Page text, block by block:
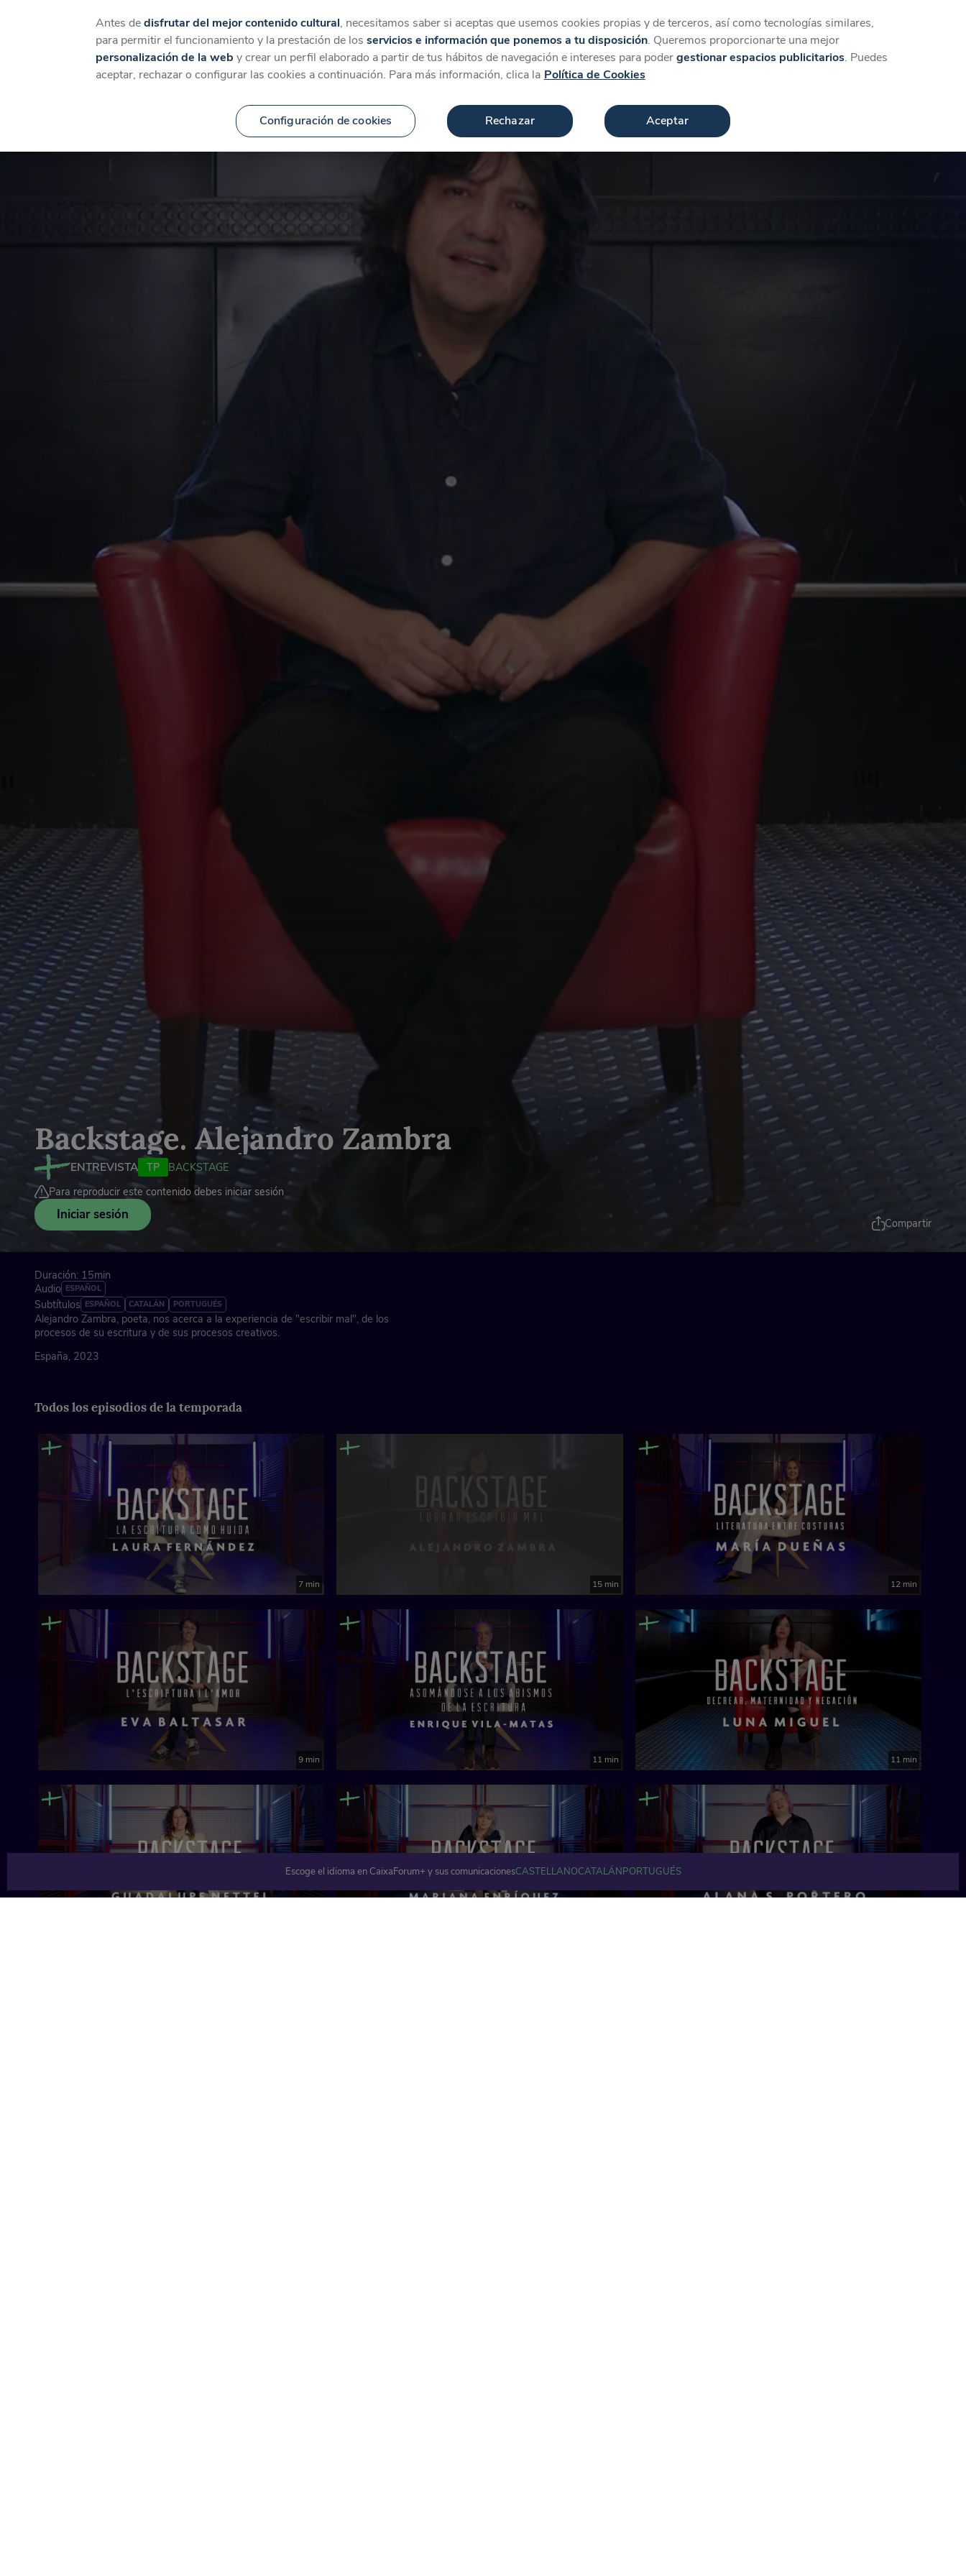
Catálogo Temáticas Categorías Favoritos Más Iniciar sesión Crear cuenta
Backstage. Alejandro Zambra
ENTREVISTA TP
BACKSTAGE
Para reproducir este contenido debes iniciar sesión
Iniciar sesión
Compartir
Duración: 15min
Audio ESPAÑOL
Subtítulos ESPAÑOL CATALÁN PORTUGUÉS
Alejandro Zambra, poeta, nos acerca a la experiencia de "escribir mal", de los
procesos de su escritura y de sus procesos creativos.
España, 2023
Todos los episodios de la temporada
7 min 15 min 12 min
9 min 11 min 11 min
Antes dedisfrutar del mejor contenido cultural, necesitamos saber si aceptas que usemos cookies propias y de terceros, así como tecnologías similares,
para permitir el funcionamiento y la prestación de los servicios e información que ponemos a tu disposición. Queremos proporcionarte una mejor
personalización de la web y crear un perfil elaborado a partir de tus hábitos de navegación e intereses para podergestionar espacios publicitarios. Puedes
aceptar, rechazar o configurar las cookies a continuación. Para más información, clica la Política de Cookies
Configuración de cookies Rechazar Aceptar
Escoge el idioma en CaixaForum+ y sus comunicacionesCASTELLANOCATALÁNPORTUGUÉS